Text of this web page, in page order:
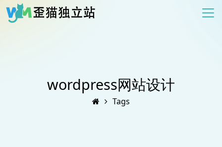
wordpress网站设计
Tags